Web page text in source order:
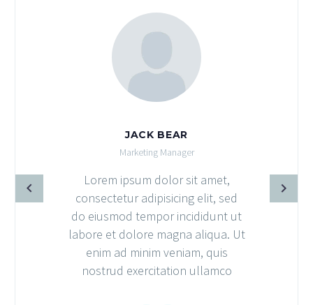
JACK BEAR
Marketing Manager
Lorem ipsum dolor sit amet,
consectetur adipisicing elit, sed
do eiusmod tempor incididunt ut
labore et dolore magna aliqua. Ut
enim ad minim veniam, quis
nostrud exercitation ullamco